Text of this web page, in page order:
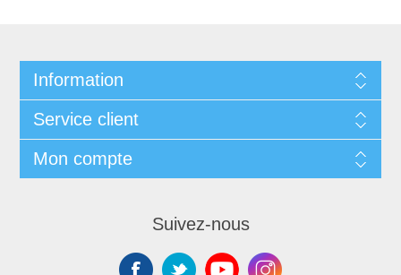
Information
Service client
Mon compte
Suivez-nous